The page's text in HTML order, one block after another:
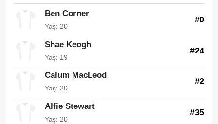
Ben Corner
Yaş: 20
#0
Shae Keogh
Yaş: 19
#24
Calum MacLeod
Yaş: 20
#2
Alfie Stewart
Yaş: 20
#35